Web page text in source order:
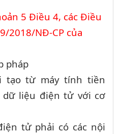
5 Điều 4, các Điều
2018/NĐ-CP của
pháp
tạotừ máy tính tiền
dữ liệu điện tử với cơ
tử phải có các nội